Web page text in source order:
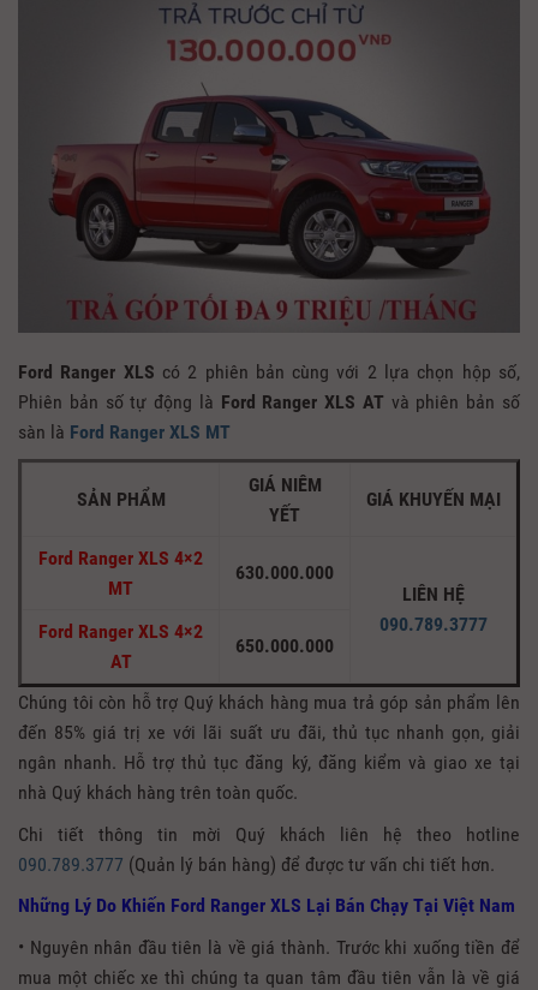
Ford Ranger XLS có 2 phiên bản cùng với 2 lựa chọn hộp số,
Phiên bản số tự động là Ford Ranger XLS AT và phiên bản số
sàn là Ford Ranger XLS MT
SẢN PHẨM
GIÁ NIÊM
YẾT
GIÁ KHUYẾN MẠI
Ford Ranger XLS 4×2
MT
630.000.000
LIÊN HỆ
090.789.3777
Ford Ranger XLS 4×2
AT
650.000.000
Chúng tôi còn hỗ trợ Quý khách hàng mua trả góp sản phẩm lên
đến 85% giá trị xe với lãi suất ưu đãi, thủ tục nhanh gọn, giải
ngân nhanh. Hỗ trợ thủ tục đăng ký, đăng kiểm và giao xe tại
nhà Quý khách hàng trên toàn quốc.
Chi tiết thông tin mời Quý khách liên hệ theo hotline
090.789.3777 (Quản lý bán hàng) để được tư vấn chi tiết hơn.
Những Lý Do Khiến Ford Ranger XLS Lại Bán Chạy Tại Việt Nam
• Nguyên nhân đầu tiên là về giá thành. Trước khi xuống tiền để
mua một chiếc xe thì chúng ta quan tâm đầu tiên vẫn là về giá